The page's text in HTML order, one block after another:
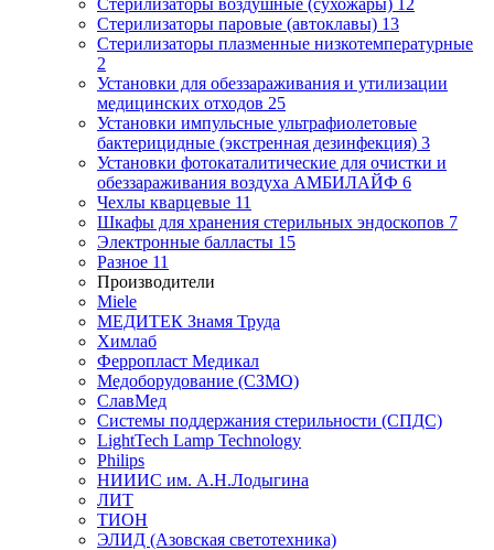
Стерилизаторы паровые (автоклавы) 13
Стерилизаторы плазменные низкотемпературные
2
Установки для обеззараживания и утилизации
медицинских отходов 25
Установки импульсные ультрафиолетовые
бактерицидные (экстренная дезинфекция) 3
Установки фотокаталитические для очистки и
обеззараживания воздуха АМБИЛАЙФ 6
Чехлы кварцевые 11
Шкафы для хранения стерильных эндоскопов 7
Электронные балласты 15
Разное 11
Производители
Miele
МЕДИТЕК Знамя Труда
Химлаб
Ферропласт Медикал
Медоборудование (СЗМО)
СлавМед
Системы поддержания стерильности (СПДС)
LightTech Lamp Technology
Philips
НИИИС им. А.Н.Лодыгина
ЛИТ
ТИОН
ЭЛИД (Азовская светотехника)